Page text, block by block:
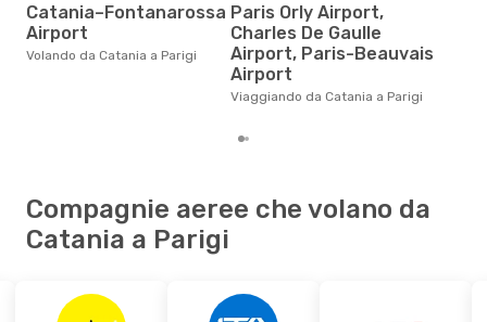
Catania–Fontanarossa
Airport
Volando da Catania a Parigi
Paris Orly Airport,
Charles De Gaulle
Airport, Paris-Beauvais
Airport
Viaggiando da Catania a Parigi
Compagnie aeree che volano da
Catania a Parigi